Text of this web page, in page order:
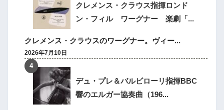
クレメンス・クラウス指揮ロンド
ン・フィル ワーグナー 楽劇「...
クレメンス・クラウスのワーグナー。ヴィー...
2026年7月10日
デュ・プレ＆バルビローリ指揮BBC
響のエルガー協奏曲（196...